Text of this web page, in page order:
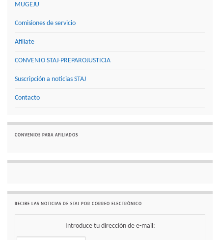
MUGEJU
Comisiones de servicio
Afíliate
CONVENIO STAJ-PREPAROJUSTICIA
Suscripción a noticias STAJ
Contacto
CONVENIOS PARA AFILIADOS
RECIBE LAS NOTICIAS DE STAJ POR CORREO ELECTRÓNICO
Introduce tu dirección de e-mail: